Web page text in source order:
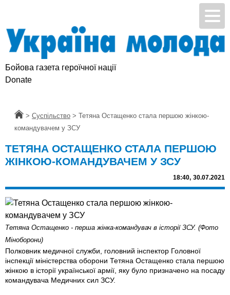
Бойова газета героїчної нації
Donate
Головна
> Суспільство > Тетяна Остащенко стала першою жінкою-
командувачем у ЗСУ
ТЕТЯНА ОСТАЩЕНКО СТАЛА ПЕРШОЮ
ЖІНКОЮ-КОМАНДУВАЧЕМ У ЗСУ
18:40, 30.07.2021
Тетяна Остащенко - перша жінка-командувач в історії ЗСУ. (Фото
Міноборони)
Полковник медичної служби, головний інспектор Головної
інспекції міністерства оборони Тетяна Остащенко стала першою
жінкою в історії української армії, яку було призначено на посаду
командувача Медичних сил ЗСУ.